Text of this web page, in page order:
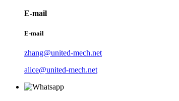
E-mail
E-mail
zhang@united-mech.net
alice@united-mech.net